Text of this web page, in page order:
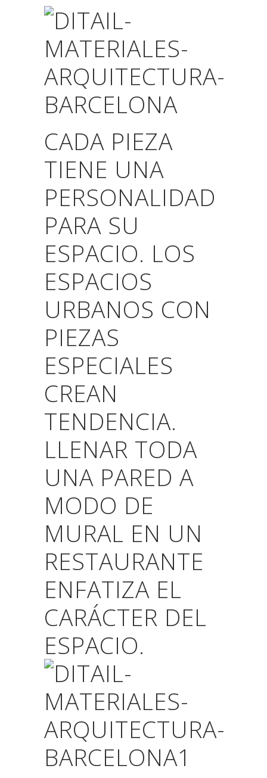
CADA PIEZA
TIENE UNA
PERSONALIDAD
PARA SU
ESPACIO. LOS
ESPACIOS
URBANOS CON
PIEZAS
ESPECIALES
CREAN
TENDENCIA.
LLENAR TODA
UNA PARED A
MODO DE
MURAL EN UN
RESTAURANTE
ENFATIZA EL
CARÁCTER DEL
ESPACIO.